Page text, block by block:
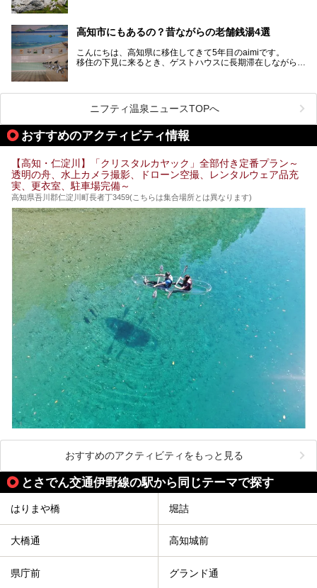
が見れる場所。
帰り温泉（お風呂）がありません。
中でもライターおすすめの３つの温泉をご紹介します。
などが問題なければ、温泉に入ってから向かうことをオスス
メします。
なぜなら最寄り温泉でも車で４０分、山を降りていかねばな
りませんからね…！！
もしくは、翌日キャンプ帰りに立ち寄るのもおすすめです。
それでは見ていきましょう。
高知市にもあるの？昔ながらの老舗銭湯4選
こんにちは、高知県に移住してきて5年目のaimiです。
移住の下見に来るとき、ゲストハウスに長期滞在しながら観
高知市というと、高知県の人口の半分が集まっているにぎや
かなイメージがある方も多いかと思いますが、昔ながらの老
舗銭湯がけっこうな数あるのですよ。
規模は小さいながら、元気に営業中なので観光がてら訪問し
てみてはいかがでしょう？
Kですよ♪
それではチェックしてきましょう♪
ニフティ温泉ニュースTOPへ
おすすめのアクティビティ情報
【高知・仁淀川】「クリスタルカヤック」全部付き定番プラン～
透明の舟、水上カメラ撮影、ドローン空撮、レンタルウェア品充
実、更衣室、駐車場完備～
高知県吾川郡仁淀川町長者丁3459(こちらは集合場所とは異なります)
おすすめのアクティビティをもっと見る
とさでん交通伊野線の駅から同じテーマで探す
はりまや橋 堀詰
大橋通 高知城前
県庁前 グランド通